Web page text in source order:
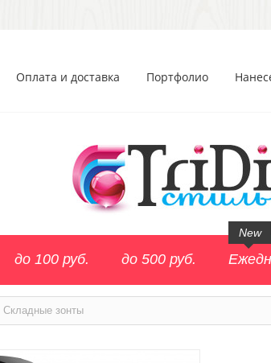
Оплата и доставка Портфолио
до 100 руб. до 500 руб.
New
Складные зонты